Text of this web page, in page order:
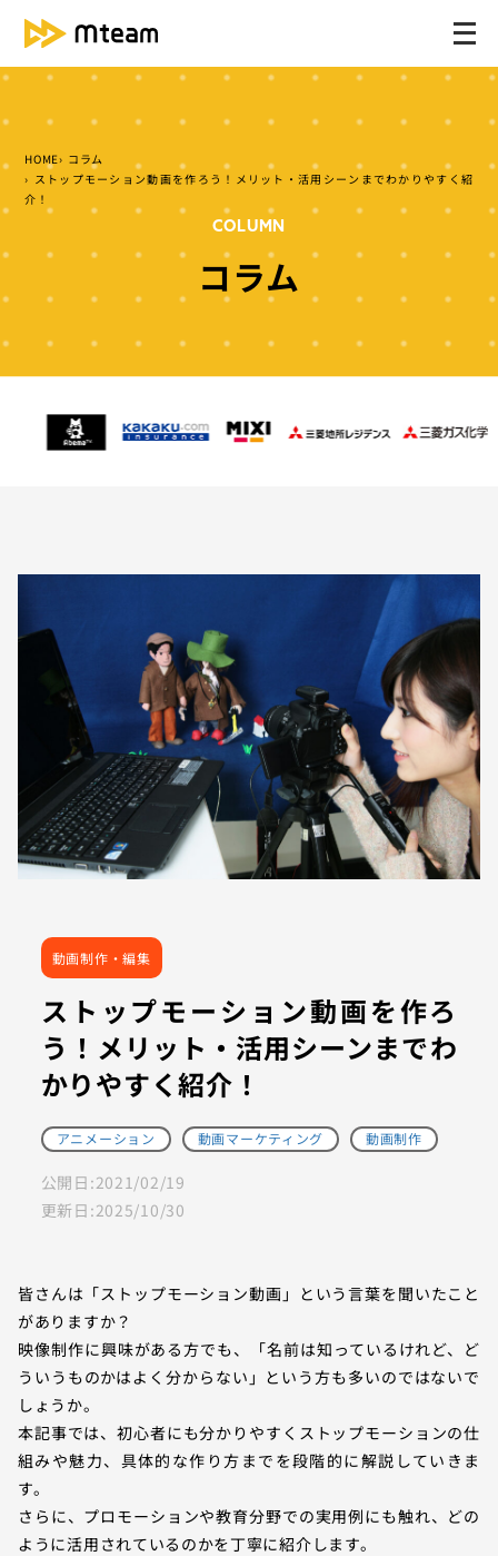
メ
ュ
開
く
HOME コラム
ストップモーション動画を作ろう！メリット・活用シーンまでわかりやすく紹
介！
COLUMN
コラム
動画制作・編集
ストップモーション動画を作ろ
う！メリット・活用シーンまでわ
かりやすく紹介！
アニメーション 動画マーケティング 動画制作
公開日:2021/02/19
更新日:2025/10/30
皆さんは「ストップモーション動画」という言葉を聞いたこと
がありますか？
映像制作に興味がある方でも、「名前は知っているけれど、ど
ういうものかはよく分からない」という方も多いのではないで
しょうか。
本記事では、初心者にも分かりやすくストップモーションの仕
組みや魅力、具体的な作り方までを段階的に解説していきま
す。
さらに、プロモーションや教育分野での実用例にも触れ、どの
ように活用されているのかを丁寧に紹介します。